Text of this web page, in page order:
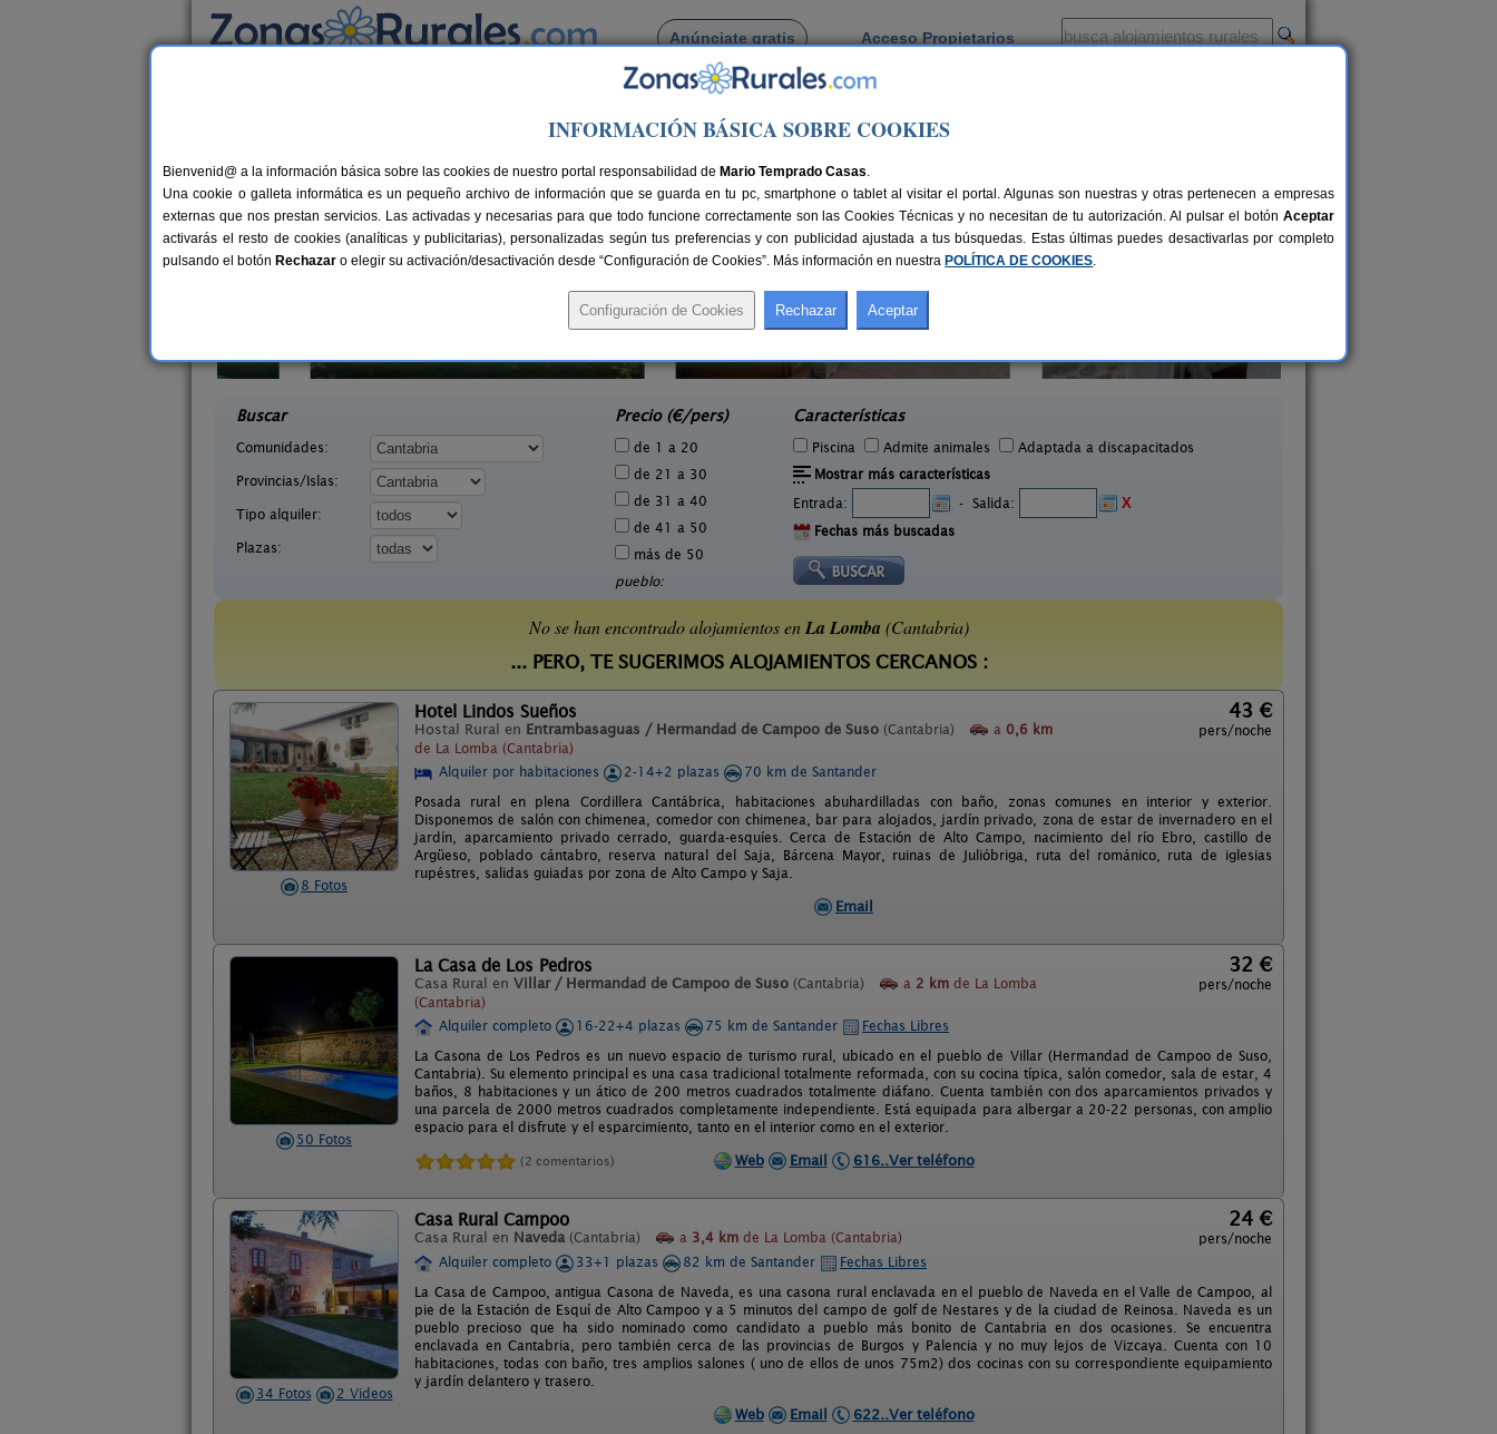
Anúnciate gratis Acceso Propietarios
Busca por pueblo
Casas Rurales cerca de La Lomba
24 €
El Trineo de Campoo
Santillana del Mar
Buscar
Comunidades:
Provincias/Islas:
Tipo alquiler:
Plazas:
Precio (€/pers)
de 1 a 20
de 21 a 30
de 31 a 40
de 41 a 50
más de 50
pueblo:
Características
Piscina Admite animales
Adaptada a discapacitados
Mostrar más características
Entrada:
- Salida:
X
Fechas más buscadas
No se han encontrado alojamientos enLa Lomba (Cantabria)
... PERO, TE SUGERIMOS ALOJAMIENTOS CERCANOS :
8 Fotos
Hotel Lindos Sueños
Hostal Rural en Entrambasaguas / Hermandad de Campoo de Suso (Cantabria) a 0,6 km
de La Lomba (Cantabria)
43 €
pers/noche
Alquiler por habitaciones 2-14+2 plazas
70 km de Santander
Posada rural en plena Cordillera Cantábrica, habitaciones abuhardilladas con baño, zonas comunes en interior y exterior.
Disponemos de salón con chimenea, comedor con chimenea, bar para alojados, jardín privado, zona de estar de invernadero en el
jardín, aparcamiento privado cerrado, guarda-esquíes. Cerca de Estación de Alto Campo, nacimiento del río Ebro, castillo de
Argüeso, poblado cántabro, reserva natural del Saja, Bárcena Mayor, ruinas de Julióbriga, ruta del románico, ruta de iglesias
rupéstres, salidas guiadas por zona de Alto Campo y Saja.
Email
50 Fotos
La Casa de Los Pedros
Casa Rural en Villar / Hermandad de Campoo de Suso (Cantabria) a 2 km de La Lomba
(Cantabria)
32 €
pers/noche
Alquiler completo 16-22+4 plazas 75 km de Santander
Fechas Libres
La Casona de Los Pedros es un nuevo espacio de turismo rural, ubicado en el pueblo de Villar (Hermandad de Campoo de Suso,
Cantabria). Su elemento principal es una casa tradicional totalmente reformada, con su cocina típica, salón comedor, sala de estar, 4
baños, 8 habitaciones y un ático de 200 metros cuadrados totalmente diáfano. Cuenta también con dos aparcamientos privados y
una parcela de 2000 metros cuadrados completamente independiente. Está equipada para albergar a 20-22 personas, con amplio
espacio para el disfrute y el esparcimiento, tanto en el interior como en el exterior.
(2 comentarios) Web Email 616..Ver teléfono
34 Fotos 2 Videos
Casa Rural Campoo
Casa Rural en Naveda (Cantabria) a 3,4 km de La Lomba (Cantabria)
24 €
pers/noche
Alquiler completo
33+1 plazas 82 km de Santander
Fechas Libres
La Casa de Campoo, antigua Casona de Naveda, es una casona rural enclavada en el pueblo de Naveda en el Valle de Campoo, al
pie de la Estación de Esquí de Alto Campoo y a 5 minutos del campo de golf de Nestares y de la ciudad de Reinosa. Naveda es un
pueblo precioso que ha sido nominado como candidato a pueblo más bonito de Cantabria en dos ocasiones. Se encuentra
enclavada en Cantabria, pero también cerca de las provincias de Burgos y Palencia y no muy lejos de Vizcaya. Cuenta con 10
habitaciones, todas con baño, tres amplios salones ( uno de ellos de unos 75m2) dos cocinas con su correspondiente equipamiento
y jardín delantero y trasero.
Web
Email 622..Ver teléfono
INFORMACIÓN BÁSICA SOBRE COOKIES
Bienvenid@ a la información básica sobre las cookies de nuestro portal responsabilidad de Mario Temprado Casas.
Una cookie o galleta informática es un pequeño archivo de información que se guarda en tu pc, smartphone o tablet al visitar el portal. Algunas son nuestras y otras pertenecen a empresas
externas que nos prestan servicios. Las activadas y necesarias para que todo funcione correctamente son las Cookies Técnicas y no necesitan de tu autorización. Al pulsar el botón Aceptar
activarás el resto de cookies (analíticas y publicitarias), personalizadas según tus preferencias y con publicidad ajustada a tus búsquedas. Estas últimas puedes desactivarlas por completo
pulsando el botón Rechazar o elegir su activación/desactivación desde “Configuración de Cookies”. Más información en nuestra POLÍTICA DE COOKIES.